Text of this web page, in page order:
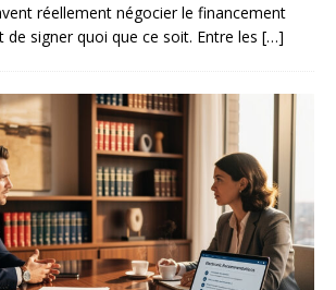
réellement négocier le financement
de signer quoi que ce soit. Entre les […]